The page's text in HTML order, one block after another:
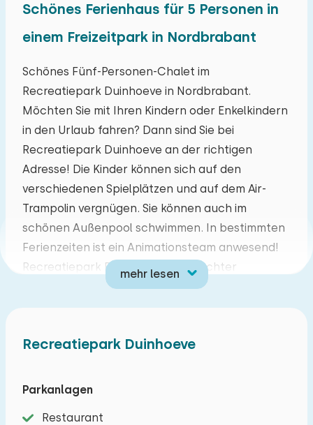
Schönes Ferienhaus für 5 Personen in
einem Freizeitpark in Nordbrabant
Schönes Fünf-Personen-Chalet im
Recreatiepark Duinhoeve in Nordbrabant.
Möchten Sie mit Ihren Kindern oder Enkelkindern
in den Urlaub fahren? Dann sind Sie bei
Recreatiepark Duinhoeve an der richtigen
Adresse! Die Kinder können sich auf den
verschiedenen Spielplätzen und auf dem Air-
Trampolin vergnügen. Sie können auch im
schönen Außenpool schwimmen. In bestimmten
Ferienzeiten ist ein Animationsteam anwesend!
Recreatiepark Duinhoeve ist ein echter
Familienpark, in dem Sie die brabantische
Gastfreundschaft erleben können. Wenn Sie
Sie, wie es ist, in der Nähe der schönen Wälder
Naturliebhaber. Der Ferienpark liegt in der Nähe
mehr lesen
August 2026
Mo Di Mi Do Fr Sa
27 28 29 30 31 01
03 04 05 06 07 08
10 11 12 13 14 15
17 18 19 20 21 22 23
Recreatiepark Duinhoeve
Parkanlagen
Restaurant